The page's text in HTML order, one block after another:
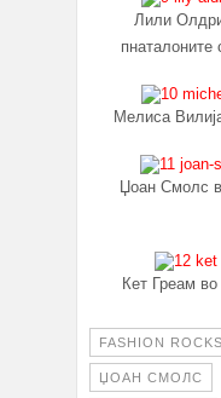
Лили
пнаталоните
Мелиса
Џоан Смолс
Кет Греам
FASHION ROCKS
ЏОАН СМОЛС